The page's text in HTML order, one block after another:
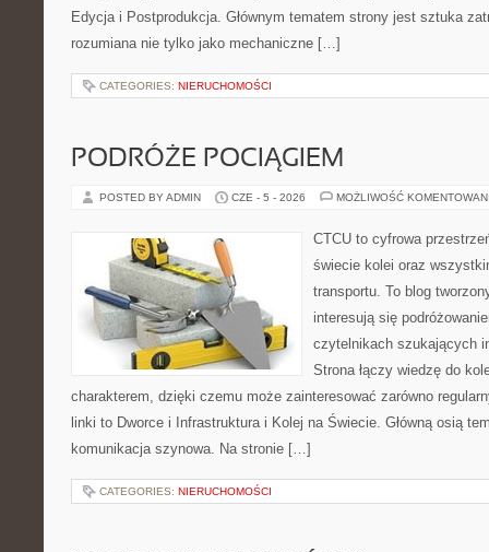
Edycja i Postprodukcja. Głównym tematem strony jest sztuka
rozumiana nie tylko jako mechaniczne […]
CATEGORIES: NIERUCHOMOŚCI
PODRÓŻE POCIĄGIEM
POSTED BY ADMIN CZE - 5 - 2026 MOŻLIWOŚĆ
CTCU to cyfrowa
świecie kolei oraz
transportu. To blog
interesują się
czytelnikach szukających
Strona łączy wiedzę do
charakterem, dzięki czemu może zainteresować zarówno
linki to Dworce i Infrastruktura i Kolej na Świecie. Główną osią
komunikacja szynowa. Na stronie […]
CATEGORIES: NIERUCHOMOŚCI